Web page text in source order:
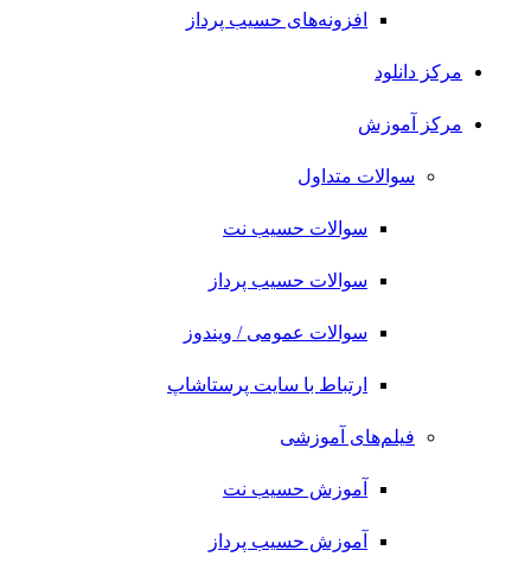
افزونه‌های حسیب پرداز
مرکز دانلود
مرکز آموزش
سوالات متداول
سوالات حسیب نت
سوالات حسیب پرداز
سوالات عمومی / ویندوز
ارتباط با سایت پرستاشاپ
فیلم‌های آموزشی
آموزش حسیب نت
آموزش حسیب پرداز